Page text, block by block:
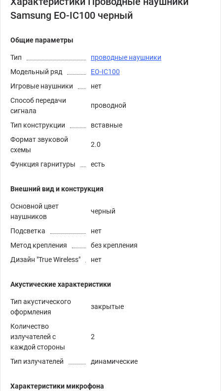
Samsung EO-IC100 черный
Общие параметры
Тип
проводные наушники
Модельный ряд
EO-IC100
Игровые наушники
нет
Способ передачи
сигнала
проводной
Тип конструкции
вставные
Формат звуковой
схемы
2.0
Функция гарнитуры есть
Внешний вид и конструкция
Основной цвет
наушников
черный
Подсветка
нет
Метод крепления
без крепления
Дизайн "True Wireless"
нет
Акустические характеристики
Тип акустического
оформления
закрытые
Количество
излучателей с
каждой стороны
2
Тип излучателей динамические
Характеристики микрофона